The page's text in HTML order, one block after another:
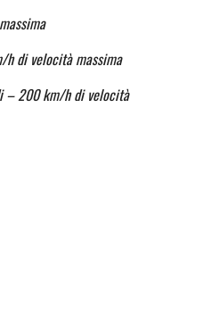
di velocità massima
– 200 km/h di velocità